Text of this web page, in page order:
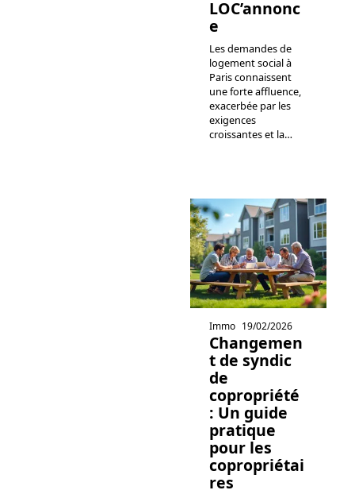
LOC’annonc
e
Les demandes de
logement social à
Paris connaissent
une forte affluence,
exacerbée par les
exigences
croissantes et la…
Immo 19/02/2026
Changemen
t de syndic
de
copropriété
: Un guide
pratique
pour les
copropriétai
res